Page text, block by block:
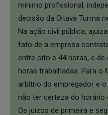
mínimo profissional,
decisão da Oitava Turma
Na ação civil pública,
fato de a empresa
entre oito e 44 horas, e
horas trabalhadas. Para o
arbítrio do empregador e
não ter certeza do horário
Os juízos de primeira e